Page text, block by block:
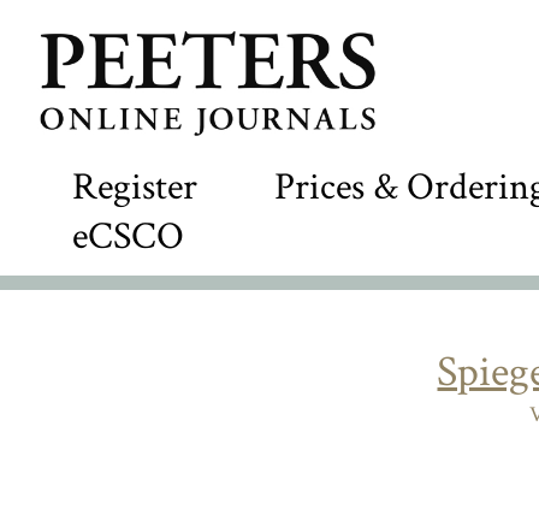
Register
Prices &
eCSCO